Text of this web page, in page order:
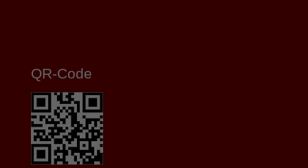
QR-Code